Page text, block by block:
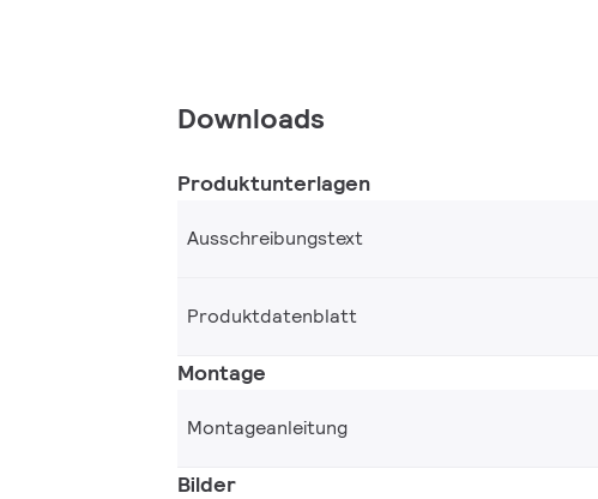
Downloads
Produktunterlagen
Ausschreibungstext
Produktdatenblatt
Montage
Montageanleitung
Bilder